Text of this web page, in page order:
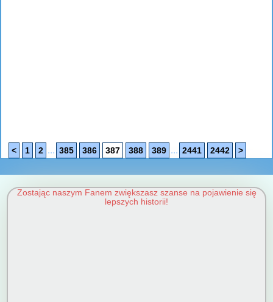
< 1 2 ... 385 386 387 388 389 ... 2441 2442 >
Zostając naszym Fanem zwiększasz szanse na pojawienie się
lepszych historii!